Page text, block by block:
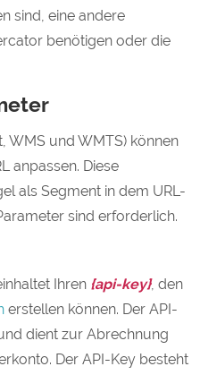
sind, eine andere
benötigen oder die
WMS und WMTS) können
anpassen. Diese
als Segment in dem URL-
sind erforderlich.
Ihren {api-key}, den
erstellen können. Der API-
dient zur Abrechnung
Der API-Key besteht